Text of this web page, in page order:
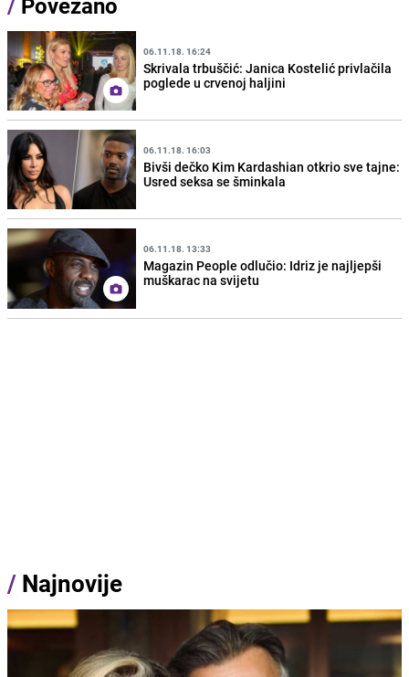
06.11.18. 16:24
Skrivala trbuščić: Janica Kostelić privlačila
poglede u crvenoj haljini
06.11.18. 16:03
Bivši dečko Kim Kardashian otkrio sve tajne:
Usred seksa se šminkala
06.11.18. 13:33
Magazin People odlučio: Idriz je najljepši
muškarac na svijetu
/ Najnovije